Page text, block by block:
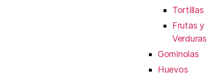
Tortillas
Frutas y
Verduras
Gominolas
Huevos